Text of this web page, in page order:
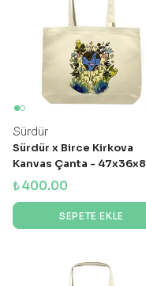
Sürdür
Sürdür x Birce Kirkova
Kanvas Çanta - 47x36x8
₺ 400.00
SEPETE EKLE